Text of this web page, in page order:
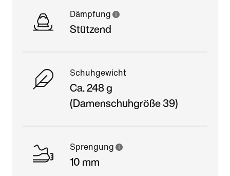
Dämpfung
Stützend
Schuhgewicht
Ca. 248 g
(Damenschuhgröße 39)
Sprengung
10 mm